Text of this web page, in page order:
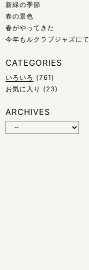
新緑の季節
春の景色
春がやってきた
今年もルクラブジャズにて
CATEGORIES
いろいろ (761)
お気に入り
(23)
ARCHIVES